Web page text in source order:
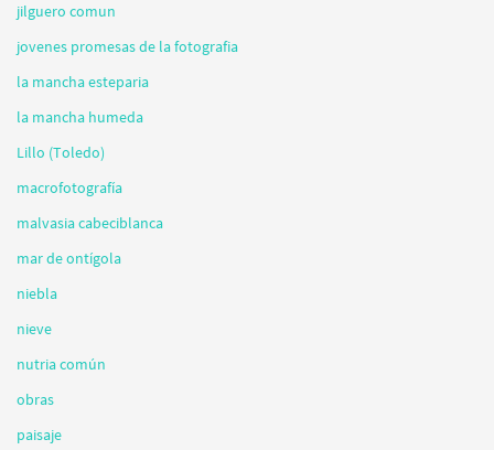
jilguero comun
jovenes promesas de la fotografia
la mancha esteparia
la mancha humeda
Lillo (Toledo)
macrofotografía
malvasia cabeciblanca
mar de ontígola
niebla
nieve
nutria común
obras
paisaje